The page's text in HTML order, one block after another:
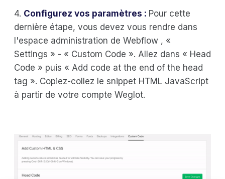
4. Configurez vos paramètres : Pour cette
dernière étape, vous devez vous rendre dans
l'espace administration de Webflow , «
Settings » - « Custom Code ». Allez dans « Head
Code » puis « Add code at the end of the head
tag ». Copiez-collez le snippet HTML JavaScript
à partir de votre compte Weglot.